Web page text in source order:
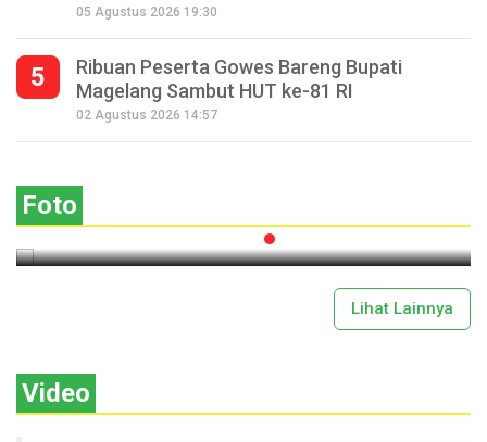
05 Agustus 2026 19:30
5
Ribuan Peserta Gowes Bareng Bupati
Magelang Sambut HUT ke-81 RI
02 Agustus 2026 14:57
Foto
Seperempat Abad Perhelatan Festival
Lima Gunung XXV Kobarkan Semangat
Lihat Lainnya
Video